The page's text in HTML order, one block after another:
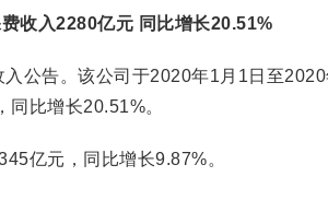
收入2280亿元 同比增长20.51%
告。该公司于2020年1月1日至2020
比增长20.51%。
亿元，同比增长9.87%。